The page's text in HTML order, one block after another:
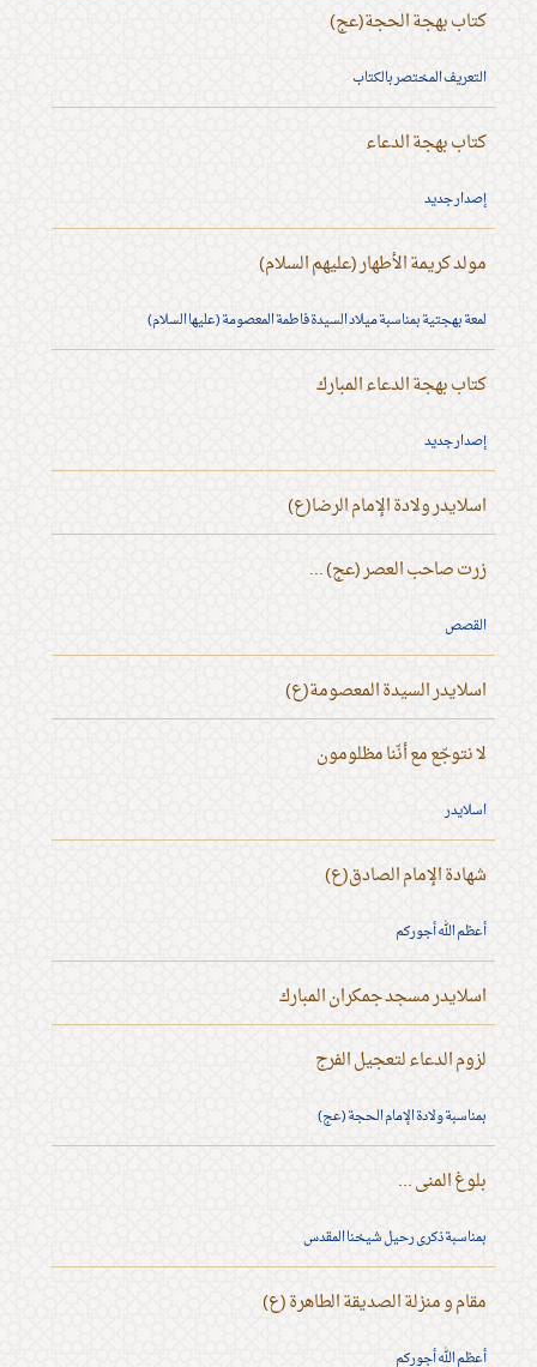
كتاب بهجة الحجة(عج)
التعريف المختصر بالكتاب
كتاب بهجة الدعاء
إصدار جديد
مولد كريمة الأطهار (عليهم السلام)
لمعة بهجتية بمناسبة ميلاد السيدة فاطمة المعصومة (عليها السلام)
كتاب بهجة الدعاء المبارك
إصدار جديد
اسلايدر ولادة الإمام الرضا(ع)
زرت صاحب العصر (عج) ...
القصص
اسلايدر السيدة المعصومة(ع)
لا نتوجّع مع أنّنا مظلومون
اسلايدر
شهادة الإمام الصادق(ع)
أعظم الله أجوركم
اسلايدر مسجد جمكران المبارك
لزوم الدعاء لتعجيل الفرج
بمناسبة ولادة الإمام الحجة (عج)
بلوغ المنى ...
بمناسبة ذكرى رحيل شيخنا المقدس
مقام و منزلة الصديقة الطاهرة (ع)
أعظم الله أجوركم